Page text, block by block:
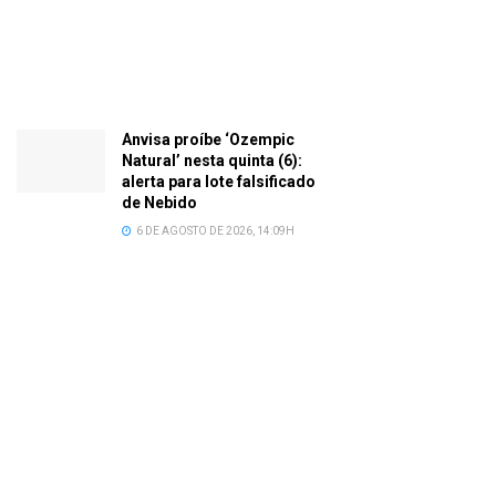
Anvisa proíbe ‘Ozempic
Natural’ nesta quinta (6):
alerta para lote falsificado
de Nebido
6 DE AGOSTO DE 2026, 14:09H